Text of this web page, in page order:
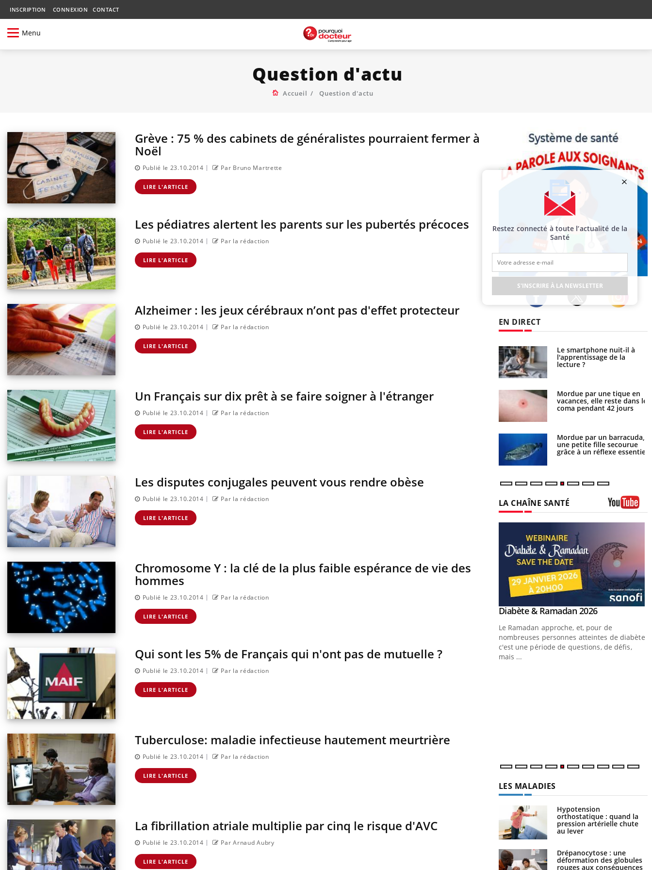
INSCRIPTION CONNEXION CONTACT
Menu
Question d'actu
Accueil Question d'actu
Grève : 75 % des cabinets de généralistes pourraient fermer à
Noël
Publié le 23.10.2014 | Par Bruno Martrette
LIRE L'ARTICLE
Les pédiatres alertent les parents sur les pubertés précoces
Publié le 23.10.2014 | Par la rédaction
LIRE L'ARTICLE
Alzheimer : les jeux cérébraux n’ont pas d'effet protecteur
Publié le 23.10.2014 | Par la rédaction
LIRE L'ARTICLE
Un Français sur dix prêt à se faire soigner à l'étranger
Publié le 23.10.2014 | Par la rédaction
LIRE L'ARTICLE
Les disputes conjugales peuvent vous rendre obèse
Publié le 23.10.2014 | Par la rédaction
LIRE L'ARTICLE
Chromosome Y : la clé de la plus faible espérance de vie des
hommes
Publié le 23.10.2014 | Par la rédaction
LIRE L'ARTICLE
Qui sont les 5% de Français qui n'ont pas de mutuelle ?
Publié le 23.10.2014 | Par la rédaction
LIRE L'ARTICLE
Tuberculose: maladie infectieuse hautement meurtrière
Publié le 23.10.2014 | Par la rédaction
LIRE L'ARTICLE
La fibrillation atriale multiplie par cinq le risque d'AVC
Publié le 23.10.2014 | Par Arnaud Aubry
LIRE L'ARTICLE
EN DIRECT
:
en plus
: une
aurait
au Pays
dengue,
se passe-t-
de la France ?
Les médicaments GLP-1
protègent-ils aussi les os ?
Cytomégalovirus : ce qui
change dans la prise en
enceintes
La sieste empêche-t-elle de
dormir la nuit ?
Pourquoi votre ventre
gâche-t-il les premiers
Pourquoi manger moins de
protéines pourrait
Le smartphone nuit-il à
l'apprentissage de la
lecture ?
Mordue par une tique en
vacances, elle reste dans le
coma pendant 42 jours
Mordue par un barracuda,
une petite fille secourue
grâce à un réflexe essentiel
LA CHAÎNE SANTÉ
Youtube
Youtube
Carence en fer : comprendre pour
prévenirYoutube
Fatigue, irritabilité, brouillard mental ou
Restez connecté à toute l’actualité de la
Santé
S'INSCRIRE À LA NEWSLETTER